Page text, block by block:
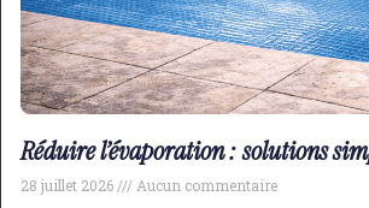
Réduire l’évaporation : solutions
28 juillet 2026 Aucun commentaire